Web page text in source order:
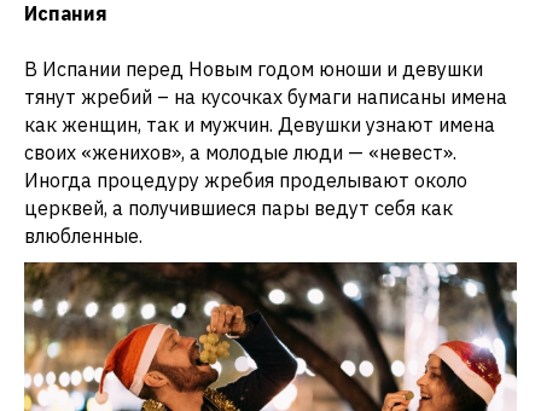
Испания
В Испании перед Новым годом юноши и девушки
тянут жребий – на кусочках бумаги написаны имена
как женщин, так и мужчин. Девушки узнают имена
своих «женихов», а молодые люди — «невест».
Иногда процедуру жребия проделывают около
церквей, а получившиеся пары ведут себя как
влюбленные.